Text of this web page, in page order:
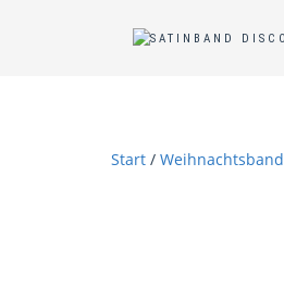
Start / Weihnachtsband